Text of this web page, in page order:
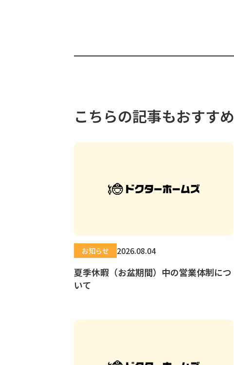
こちらの記事もおすすめ
お知らせ 2026.08.04
夏季休暇（お盆期間）中の営業体制につ
いて